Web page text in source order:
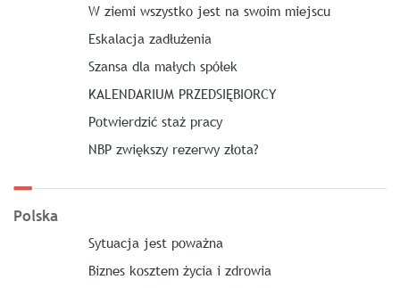
W ziemi wszystko jest na swoim miejscu
Eskalacja zadłużenia
Szansa dla małych spółek
KALENDARIUM PRZEDSIĘBIORCY
Potwierdzić staż pracy
NBP zwiększy rezerwy złota?
Polska
Sytuacja jest poważna
Biznes kosztem życia i zdrowia